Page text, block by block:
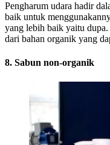
Pengharum udara hadir
baik untuk
yang lebih baik yaitu
dari bahan organik yang
8. Sabun non-organik